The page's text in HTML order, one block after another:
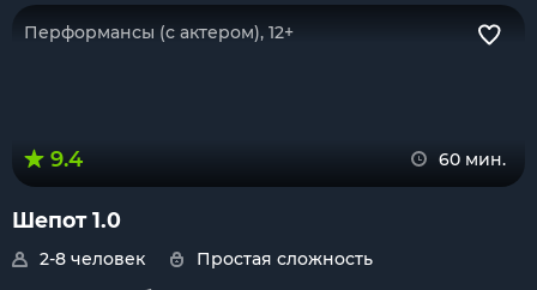
Перформансы (с актером), 12+
9.4 60 мин.
Шепот 1.0
2-8 человек
Простая сложность